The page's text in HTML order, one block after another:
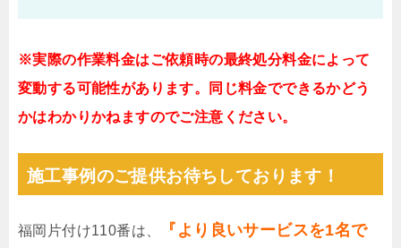
※実際の作業料金はご依頼時の最終処分料金によって
変動する可能性があります。同じ料金でできるかどう
かはわかりかねますのでご注意ください。
施工事例のご提供お待ちしております！
福岡片付け110番は、
『より良いサービスを1名で